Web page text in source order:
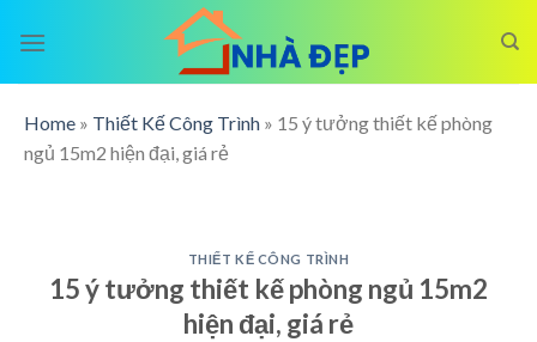
Home » Thiết Kế Công Trình » 15 ý tưởng thiết kế phòng
ngủ 15m2 hiện đại, giá rẻ
THIẾT KẾ CÔNG TRÌNH
15 ý tưởng thiết kế phòng ngủ 15m2
hiện đại, giá rẻ